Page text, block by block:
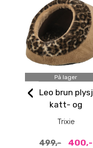
På lager
Leo brun plysj
katt- og
hundehule
Trixie
499,- 400,-
‹